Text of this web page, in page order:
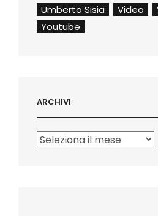
Umberto Sisia
Video
Youtube
ARCHIVI
Archivi